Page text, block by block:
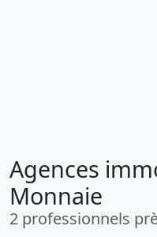
Agences
Monnaie
2 professionnels